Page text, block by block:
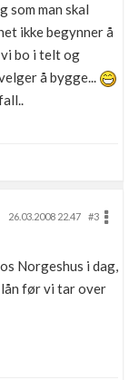
som man skal
ikke begynner å
bo i telt og
å bygge...
26.03.2008 22.47
#3
Norgeshus i dag,
før vi tar over